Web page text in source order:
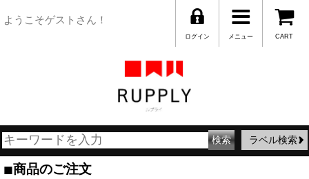
ようこそゲストさん！
CART
メニュー
ログイン
ラベル検索
■商品のご注文